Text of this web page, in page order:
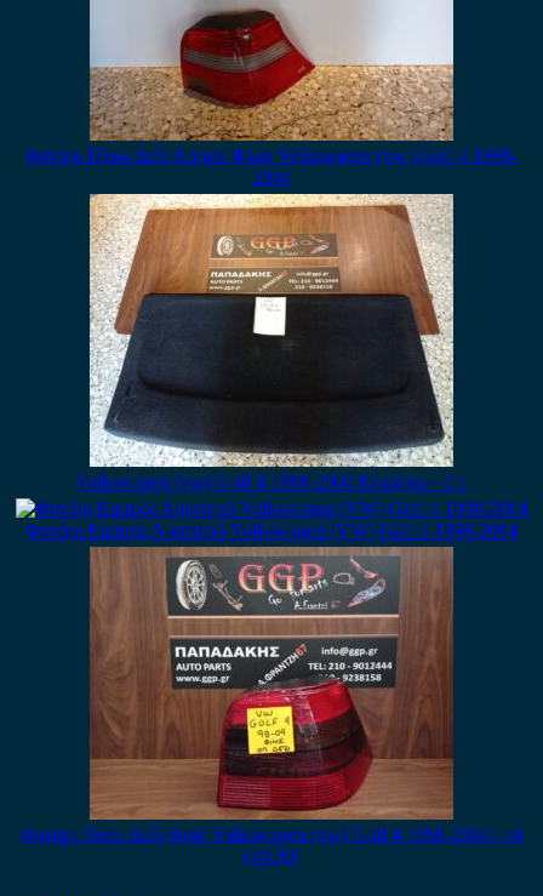
Φανάρι Πίσω Δεξί Άσπρο Φλας Volkswagen (vw) Golf 4 1998-
2004
Volkswagen (vw) Golf 4 1998-2004 Εταζέρα – C1
Φανάρι Εμπρός Αριστερό Volkswagen (VW) Golf 4 1998-2004
Φανάρι Πίσω Δεξί Φιμέ Volkswagen (vw) Golf 4 1998-2004 / c4
(40,00)